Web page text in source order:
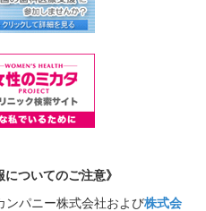
についてのご注意》
ンパニー株式会社および株式会